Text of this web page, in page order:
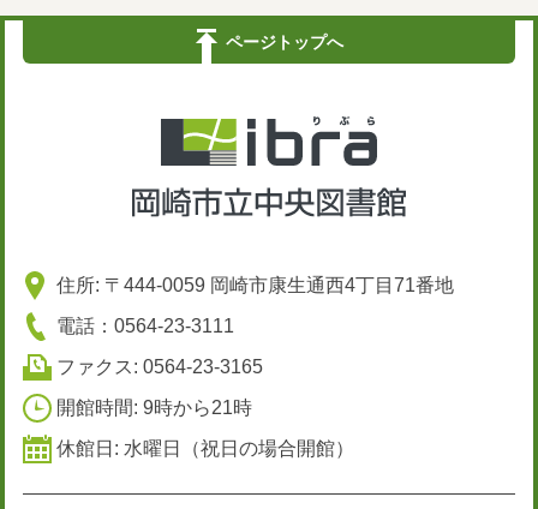
ページトップへ
住所: 〒444-0059 岡崎市康生通西4丁目71番地
電話：0564-23-3111
ファクス: 0564-23-3165
開館時間: 9時から21時
休館日: 水曜日（祝日の場合開館）